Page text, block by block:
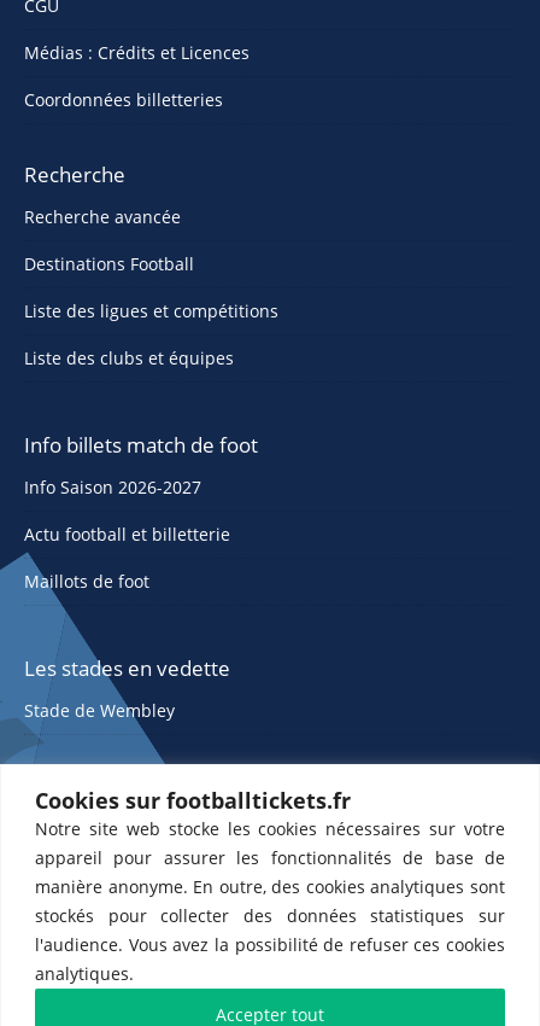
Cookies sur footballtickets.fr
Notre site web stocke les cookies nécessaires sur votre
appareil pour assurer les fonctionnalités de base de
manière anonyme. En outre, des cookies analytiques sont
stockés pour collecter des données statistiques sur
l'audience. Vous avez la possibilité de refuser ces cookies
analytiques.
Accepter tout
CGU
Médias : Crédits et Licences
Coordonnées billetteries
Recherche
Recherche avancée
Destinations Football
Liste des ligues et compétitions
Liste des clubs et équipes
Info billets match de foot
Info Saison 2026-2027
Actu football et billetterie
Maillots de foot
Les stades en vedette
Stade de Wembley
ETTS 365 SL, Rambla de Catalunya 38, 8, 1, 08007 Barcelone, Espagne |
Partenaires de l'US Changé 53 💙et de l'US Bretons de Paris 🤍